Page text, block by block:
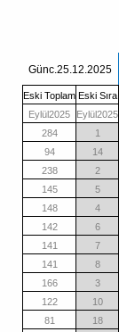
Günc.25.12.2025
Eski Toplam Eski Sıra
Eylül2025
Eylül2025
284 1
94
14
238
2
145
5
148
4
142
6
141
7
141
8
166
3
122
10
81
18